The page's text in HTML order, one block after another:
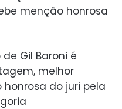
menção honrosa
Gil Baroni é
melhor
do juri pela